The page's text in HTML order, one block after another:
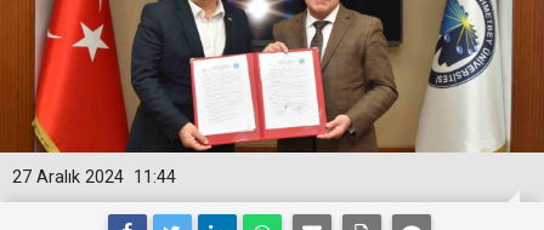
11:44
27 Aralık 2024